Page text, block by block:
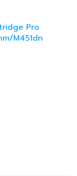
Pro
M451dn